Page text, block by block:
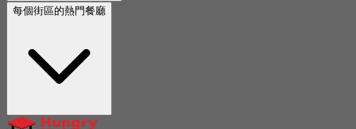
每個街區的熱門餐廳